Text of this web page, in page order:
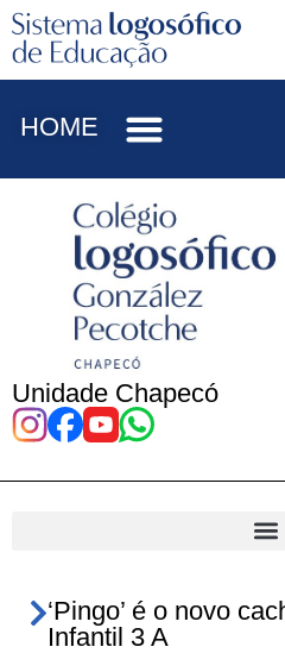
HOME
Unidade Chapecó
‘Pingo’ é o novo
Infantil 3 A